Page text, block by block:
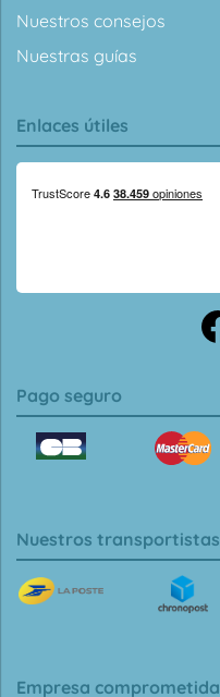
Nuestros consejos
Nuestras guías
Enlaces útiles
Pago seguro
Nuestros transportistas
Empresa comprometida